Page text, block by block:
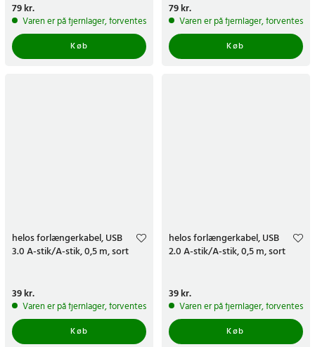
Pris:79 kr.
79 kr.
Varen er på fjernlager, forventes at blive sendt inden for 5-7 hverdage
Køb
Pris:79 kr.
79 kr.
Varen er på fjernlager, forventes
Køb
helos forlængerkabel, USB
3.0 A-stik/A-stik, 0,5 m, sort
Pris:39 kr.
39 kr.
Varen er på fjernlager, forventes at blive sendt inden for 5-7 hverdage
Køb
helos forlængerkabel, USB
2.0 A-stik/A-stik, 0,5 m, sort
Pris:39 kr.
39 kr.
Varen er på fjernlager, forventes
Køb